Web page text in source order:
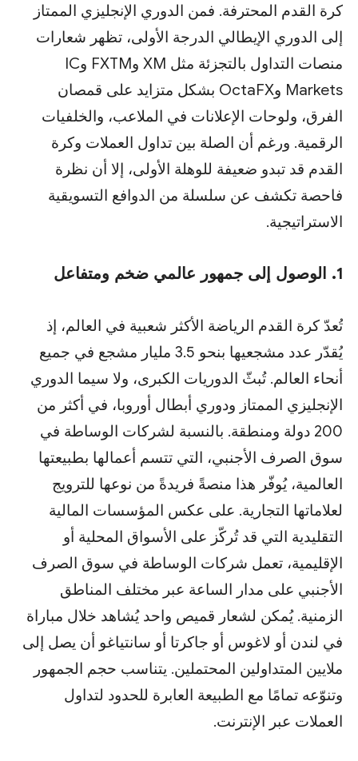
كرة القدم المحترفة. فمن الدوري الإنجليزي الممتاز
إلى الدوري الإيطالي الدرجة الأولى، تظهر شعارات
منصات التداول بالتجزئة مثل XM وFXTM وIC
Markets وOctaFX بشكل متزايد على قمصان
الفرق، ولوحات الإعلانات في الملاعب، والخلفيات
الرقمية. ورغم أن الصلة بين تداول العملات وكرة
القدم قد تبدو ضعيفة للوهلة الأولى، إلا أن نظرة
فاحصة تكشف عن سلسلة من الدوافع التسويقية
الاستراتيجية.
1. الوصول إلى جمهور عالمي ضخم ومتفاعل
تُعدّ كرة القدم الرياضة الأكثر شعبية في العالم، إذ
يُقدّر عدد مشجعيها بنحو 3.5 مليار مشجع في جميع
أنحاء العالم. تُبثّ الدوريات الكبرى، ولا سيما الدوري
الإنجليزي الممتاز ودوري أبطال أوروبا، في أكثر من
200 دولة ومنطقة. بالنسبة لشركات الوساطة في
سوق الصرف الأجنبي، التي تتسم أعمالها بطبيعتها
العالمية، يُوفّر هذا منصةً فريدةً من نوعها للترويج
لعلاماتها التجارية. على عكس المؤسسات المالية
التقليدية التي قد تُركّز على الأسواق المحلية أو
الإقليمية، تعمل شركات الوساطة في سوق الصرف
الأجنبي على مدار الساعة عبر مختلف المناطق
الزمنية. يُمكن لشعار قميص واحد يُشاهد خلال مباراة
في لندن أو لاغوس أو جاكرتا أو سانتياغو أن يصل إلى
ملايين المتداولين المحتملين. يتناسب حجم الجمهور
وتنوّعه تمامًا مع الطبيعة العابرة للحدود لتداول
العملات عبر الإنترنت.